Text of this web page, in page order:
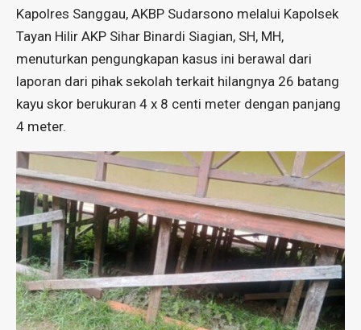
Kapolres Sanggau, AKBP Sudarsono melalui Kapolsek
Tayan Hilir AKP Sihar Binardi Siagian, SH, MH,
menuturkan pengungkapan kasus ini berawal dari
laporan dari pihak sekolah terkait hilangnya 26 batang
kayu skor berukuran 4 x 8 centi meter dengan panjang
4 meter.